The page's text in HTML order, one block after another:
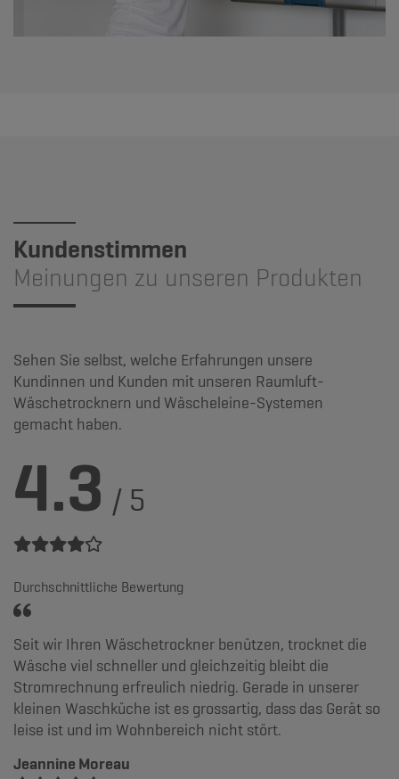
Kundenstimmen
Meinungen zu unseren Produkten
Sehen Sie selbst, welche Erfahrungen unsere
Kundinnen und Kunden mit unseren Raumluft-
Wäschetrocknern und Wäscheleine-Systemen
gemacht haben.
4.3 / 5
Durchschnittliche Bewertung
Mit dem Ti 10 Plus ist meine Wäsche ruckzuck trocken,
die Bedienung ist einfach und er spart Platz in der
Waschküche.
Maria K